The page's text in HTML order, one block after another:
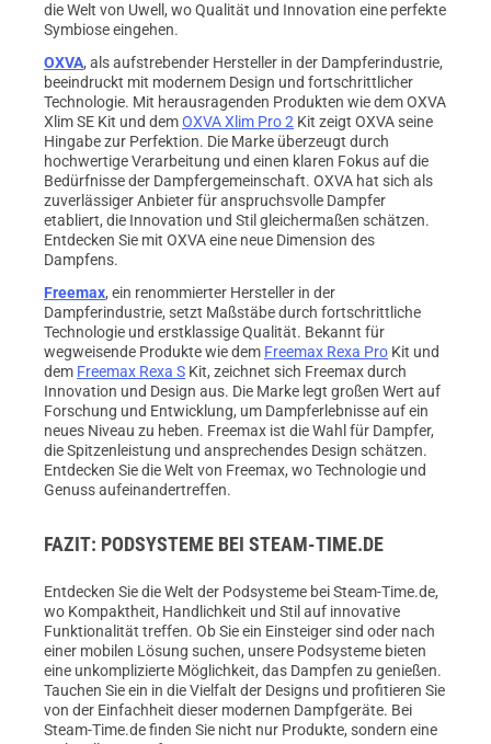
die Welt von Uwell, wo Qualität und Innovation eine perfekte
Symbiose eingehen.
OXVA, als aufstrebender Hersteller in der Dampferindustrie,
beeindruckt mit modernem Design und fortschrittlicher
Technologie. Mit herausragenden Produkten wie dem OXVA
Xlim SE Kit und demOXVA Xlim Pro 2 Kit zeigt OXVA seine
Hingabe zur Perfektion. Die Marke überzeugt durch
hochwertige Verarbeitung und einen klaren Fokus auf die
Bedürfnisse der Dampfergemeinschaft. OXVA hat sich als
zuverlässiger Anbieter für anspruchsvolle Dampfer
etabliert, die Innovation und Stil gleichermaßen schätzen.
Entdecken Sie mit OXVA eine neue Dimension des
Dampfens.
Freemax, ein renommierter Hersteller in der
Dampferindustrie, setzt Maßstäbe durch fortschrittliche
Technologie und erstklassige Qualität. Bekannt für
wegweisende Produkte wie dem Freemax Rexa Pro Kit und
dem Freemax Rexa S Kit, zeichnet sich Freemax durch
Innovation und Design aus. Die Marke legt großen Wert auf
Forschung und Entwicklung, um Dampferlebnisse auf ein
neues Niveau zu heben. Freemax ist die Wahl für Dampfer,
die Spitzenleistung und ansprechendes Design schätzen.
Entdecken Sie die Welt von Freemax, wo Technologie und
Genuss aufeinandertreffen.
FAZIT: PODSYSTEME BEI STEAM-TIME.DE
Entdecken Sie die Welt der Podsysteme bei Steam-Time.de,
wo Kompaktheit, Handlichkeit und Stil auf innovative
Funktionalität treffen. Ob Sie ein Einsteiger sind oder nach
einer mobilen Lösung suchen, unsere Podsysteme bieten
eine unkomplizierte Möglichkeit, das Dampfen zu genießen.
Tauchen Sie ein in die Vielfalt der Designs und profitieren Sie
von der Einfachheit dieser modernen Dampfgeräte. Bei
Steam-Time.de finden Sie nicht nur Produkte, sondern eine